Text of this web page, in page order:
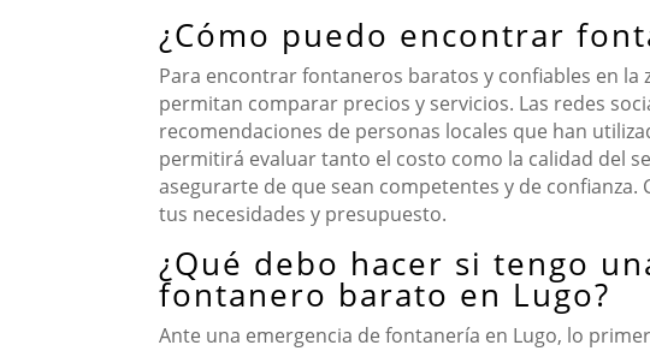
¿Cómo puedo encontrar
Para encontrar fontaneros baratos y confiables en la
permitan comparar precios y servicios. Las redes
recomendaciones de personas locales que han
permitirá evaluar tanto el costo como la calidad del
asegurarte de que sean competentes y de
tus necesidades y presupuesto.
¿Qué debo hacer si tengo
fontanero barato en Lugo?
Ante una emergencia de fontanería en Lugo, lo